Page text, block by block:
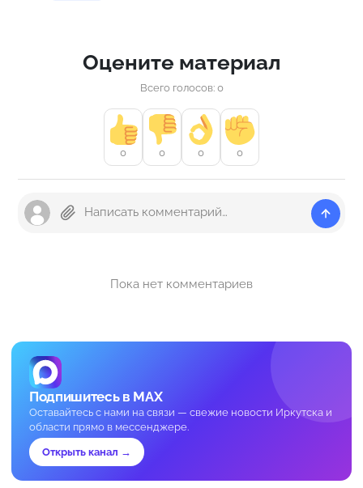
Оцените материал
Всего голосов: 0
0 0 0 0
Пока нет комментариев
Подпишитесь в MAX
Оставайтесь с нами на связи — свежие новости Иркутска и
области прямо в мессенджере.
Открыть канал →